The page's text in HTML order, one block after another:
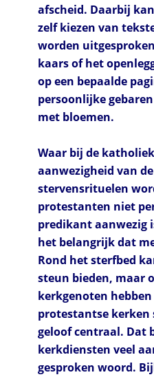
afscheid. Daarbij
zelf kiezen van
worden
kaars of het
op een bepaalde
persoonlijke
met bloemen.
Waar bij de
aanwezigheid van
stervensrituelen
protestanten niet
predikant aanwezig
het belangrijk dat
Rond het sterfbed
steun bieden, maar
kerkgenoten
protestantse
geloof centraal. Dat
kerkdiensten veel
gesproken woord.